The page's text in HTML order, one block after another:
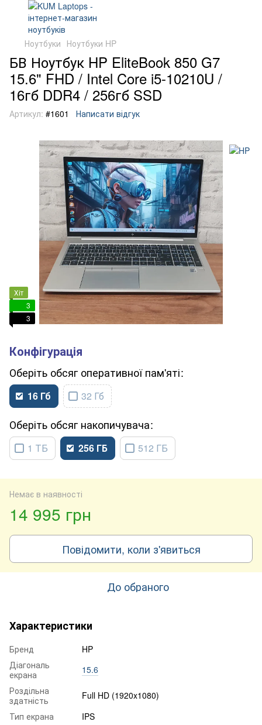
Ноутбуки Ноутбуки HP
БВ Ноутбук HP EliteBook 850 G7
15.6" FHD / Intel Core i5-10210U /
16гб DDR4 / 256гб SSD
Артикул: #1601 Написати відгук
Хіт
3
3
обсяг оперативної пам'яті
16 Гб 32 Гб
обсяг накопичувача
1 ТБ 256 ГБ 512 ГБ
Немає в наявності
14 995 грн
Повідомити, коли з'явиться
До обраного
Характеристики
Бренд
HP
Діагональ
екрана
15.6
Роздільна
здатність
Full HD (1920x1080)
Тип екрана
IPS